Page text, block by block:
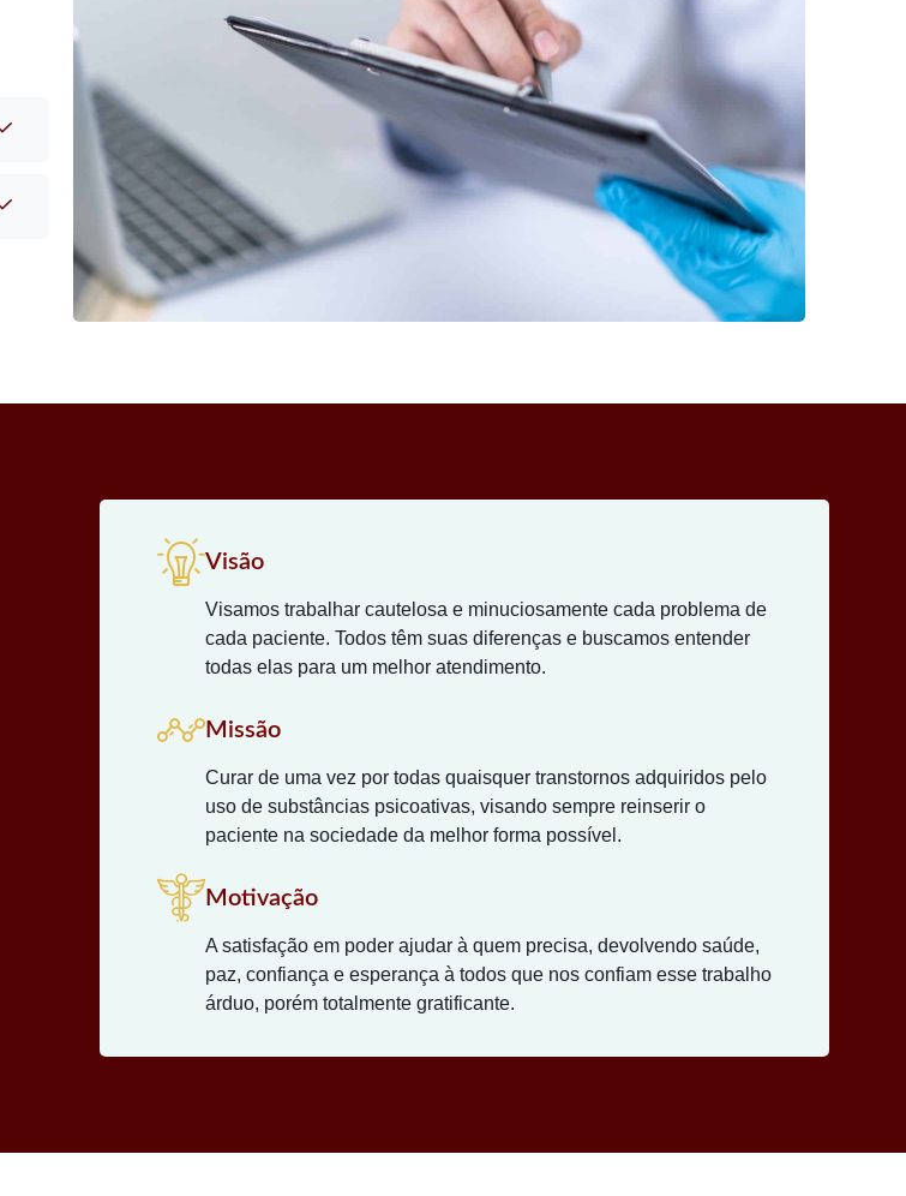
Visão
Visamos trabalhar cautelosa e minuciosamente cada problema de
cada paciente. Todos têm suas diferenças e buscamos entender
todas elas para um melhor atendimento.
Missão
Curar de uma vez por todas quaisquer transtornos adquiridos pelo
uso de substâncias psicoativas, visando sempre reinserir o
paciente na sociedade da melhor forma possível.
Motivação
A satisfação em poder ajudar à quem precisa, devolvendo saúde,
paz, confiança e esperança à todos que nos confiam esse trabalho
árduo, porém totalmente gratificante.